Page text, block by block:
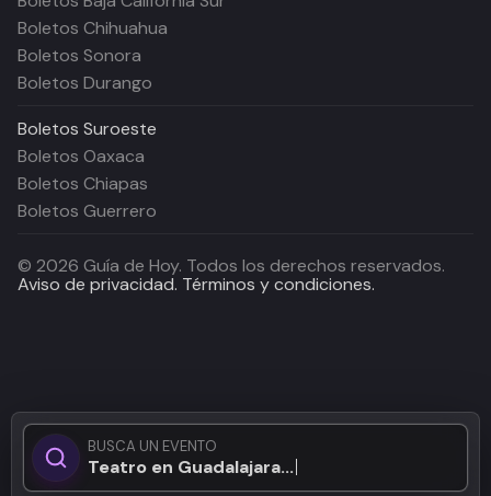
BUSCA UN EVENTO
Teatro en Guadalajara...
Boletos Chihuahua
Boletos Sonora
Boletos Durango
Boletos Suroeste
Boletos Oaxaca
Boletos Chiapas
Boletos Guerrero
© 2026 Guía de Hoy. Todos los derechos reservados.
Aviso de privacidad. Términos y condiciones.